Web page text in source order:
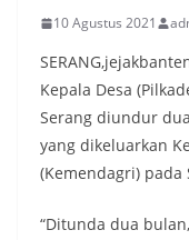
10 Agustus 2021
Kepala Desa
Serang diundur
yang dikeluarkan
(Kemendagri) pada
“Ditunda dua